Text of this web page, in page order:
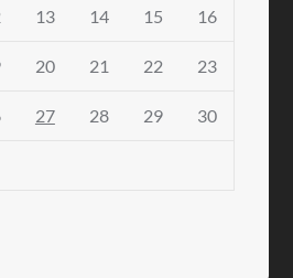
13 14 15 16
20 21 22 23
27 28 29 30